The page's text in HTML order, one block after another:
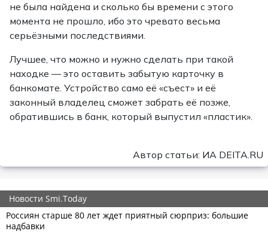
не была найдена и сколько бы времени с этого
момента не прошло, ибо это чревато весьма
серьёзными последствиями.
Лучшее, что можно и нужно сделать при такой
находке — это оставить забытую карточку в
банкомате. Устройство само её «съест» и её
законный владелец сможет забрать её позже,
обратившись в банк, который выпустил «пластик».
Автор статьи: ИА DEITA.RU